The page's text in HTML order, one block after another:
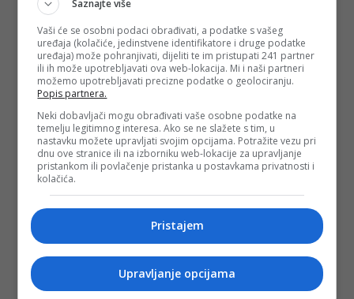
Saznajte više
Vaši će se osobni podaci obrađivati, a podatke s vašeg
uređaja (kolačiće, jedinstvene identifikatore i druge podatke
uređaja) može pohranjivati, dijeliti te im pristupati 241 partner
ili ih može upotrebljavati ova web-lokacija. Mi i naši partneri
možemo upotrebljavati precizne podatke o geolociranju.
Popis partnera.
Neki dobavljači mogu obrađivati vaše osobne podatke na
temelju legitimnog interesa. Ako se ne slažete s tim, u
nastavku možete upravljati svojim opcijama. Potražite vezu pri
dnu ove stranice ili na izborniku web-lokacije za upravljanje
pristankom ili povlačenje pristanka u postavkama privatnosti i
kolačića.
Pristajem
Upravljanje opcijama